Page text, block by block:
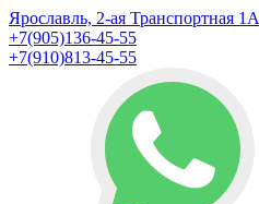
Ярославль, 2-ая Транспортная 1А
+7(905)136-45-55
+7(910)813-45-55